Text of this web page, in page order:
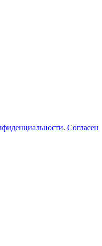
. Согласен